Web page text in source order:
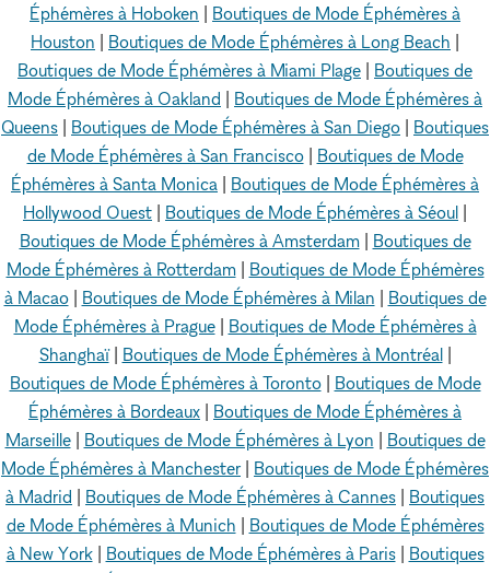
Éphémères à Hoboken | Boutiques de Mode Éphémères à
Houston | Boutiques de Mode Éphémères à Long Beach |
Boutiques de Mode Éphémères à Miami Plage | Boutiques de
Mode Éphémères à Oakland | Boutiques de Mode Éphémères à
Queens | Boutiques de Mode Éphémères à San Diego | Boutiques
de Mode Éphémères à San Francisco| Boutiques de Mode
Éphémères à Santa Monica | Boutiques de Mode Éphémères à
Hollywood Ouest | Boutiques de Mode Éphémères à Séoul |
Boutiques de Mode Éphémères à Amsterdam| Boutiques de
Mode Éphémères à Rotterdam| Boutiques de Mode Éphémères
à Macao| Boutiques de Mode Éphémères à Milan | Boutiques de
Mode Éphémères à Prague| Boutiques de Mode Éphémères à
Shanghaï| Boutiques de Mode Éphémères à Montréal|
Boutiques de Mode Éphémères à Toronto| Boutiques de Mode
Éphémères à Bordeaux | Boutiques de Mode Éphémères à
Marseille| Boutiques de Mode Éphémères à Lyon | Boutiques de
Mode Éphémères à Manchester | Boutiques de Mode Éphémères
à Madrid | Boutiques de Mode Éphémères à Cannes | Boutiques
de Mode Éphémères à Munich | Boutiques de Mode Éphémères
à New York| Boutiques de Mode Éphémères à Paris| Boutiques